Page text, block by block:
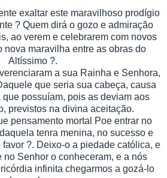
exaltar este maravilhoso prodígio
? Quem dirá o gozo e admiração
ao verem e celebrarem com novos
nova maravilha entre as obras do
Altíssimo ?.
a sua Rainha e Senhora,
que seria sua cabeça, causa
possuíam, pois as deviam aos
previstos na divina aceitação.
pensamento mortal Poe entrar no
tenra menina, no sucesso e
?. Deixo-o a piedade católica, e
no Senhor o conheceram, e a nós
infinita chegarmos a gozá-lo